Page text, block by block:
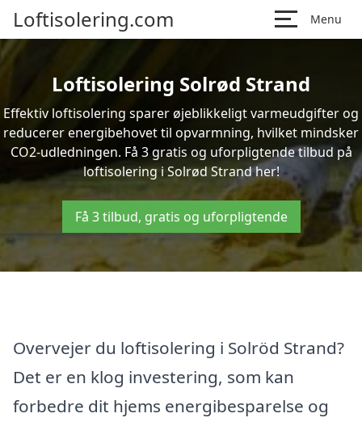
Loftisolering.com Menu
Loftisolering Solrød Strand
Effektiv loftisolering sparer øjeblikkeligt varmeudgifter og
reducerer energibehovet til opvarmning, hvilket mindsker
CO2-udledningen. Få 3 gratis og uforpligtende tilbud på
loftisolering i Solrød Strand her!
Få 3 tilbud, gratis og uforpligtende
Overvejer du loftisolering i Solröd Strand?
Det er en klog investering, som kan
forbedre dit hjems energibesparelse og